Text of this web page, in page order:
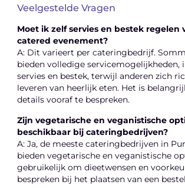
Veelgestelde Vragen
Moet ik zelf servies en bestek regelen
catered evenement?
A: Dit varieert per cateringbedrijf.
bieden volledige servicemogelijkheden,
servies en bestek, terwijl anderen zich
leveren van heerlijk eten. Het is
details vooraf te bespreken.
Zijn vegetarische en veganistische
beschikbaar bij cateringbedrijven?
A: Ja, de meeste cateringbedrijven in
bieden vegetarische en veganistische
gebruikelijk om dieetwensen en
bespreken bij het plaatsen van een